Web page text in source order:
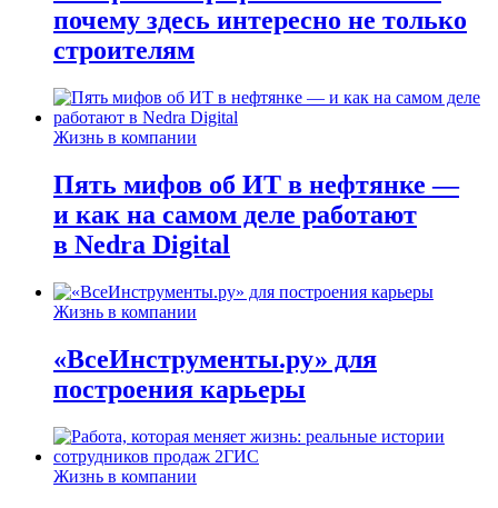
почему здесь интересно не только
строителям
Жизнь в компании
Пять мифов об ИТ в нефтянке —
и как на самом деле работают
в Nedra Digital
Жизнь в компании
«ВсеИнструменты.ру» для
построения карьеры
Жизнь в компании